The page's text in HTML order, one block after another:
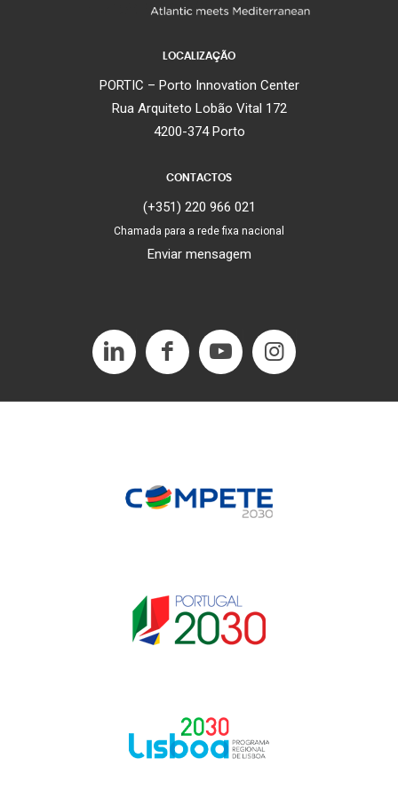
LOCALIZAÇÃO
PORTIC – Porto Innovation Center
Rua Arquiteto Lobão Vital 172
4200-374 Porto
CONTACTOS
(+351) 220 966 021
Chamada para a rede fixa nacional
Enviar mensagem